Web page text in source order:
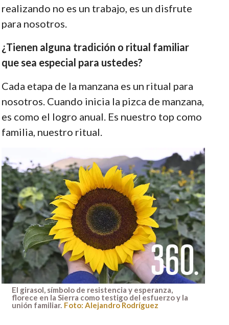
realizando no es un trabajo, es un disfrute
para nosotros.
¿Tienen alguna tradición o ritual familiar
que sea especial para ustedes?
Cada etapa de la manzana es un ritual para
nosotros. Cuando inicia la pizca de manzana,
es como el logro anual. Es nuestro top como
familia, nuestro ritual.
El girasol, símbolo de resistencia y esperanza,
florece en la Sierra como testigo del esfuerzo y la
unión familiar. Foto: Alejandro Rodríguez